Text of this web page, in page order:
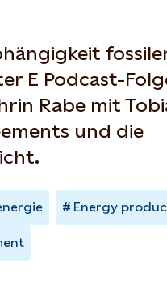
E Podcast-
Rabe mit
und die
Energy